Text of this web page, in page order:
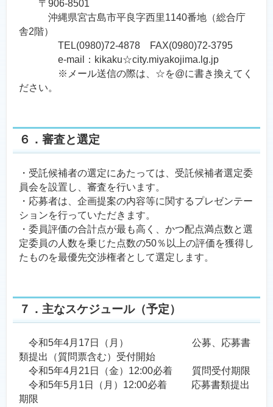
〒906-8501
沖縄県宮古島市平良字西里1140番地（総合庁
舎2階）
TEL(0980)72-4878 FAX(0980)72-3795
e-mail：kikaku☆city.miyakojima.lg.jp
※メール送信の際は、☆を@に書き換えてく
ださい。
６．審査と選定
・受託候補者の選定にあたっては、受託候補者選定委
員会を設置し、審査を行います。
・応募者は、企画提案の内容等に関するプレゼンテー
ションを行っていただきます。
・委員評価の合計点が最も高く、かつ配点満点数と選
定委員の人数を乗じた点数の50％以上の評価を獲得し
たものを最優先交渉権者として選定します。
７．主なスケジュール（予定）
令和5年4月17日（月） 公募、応募書
類提出（質問票含む）受付開始
令和5年4月21日（金）12:00必着 質問受付期限
令和5年5月1日（月）12:00必着 応募書類提出
期限